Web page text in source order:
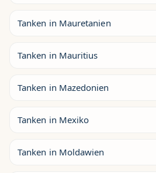
Tanken in Mauretanien
Tanken in Mauritius
Tanken in Mazedonien
Tanken in Mexiko
Tanken in Moldawien